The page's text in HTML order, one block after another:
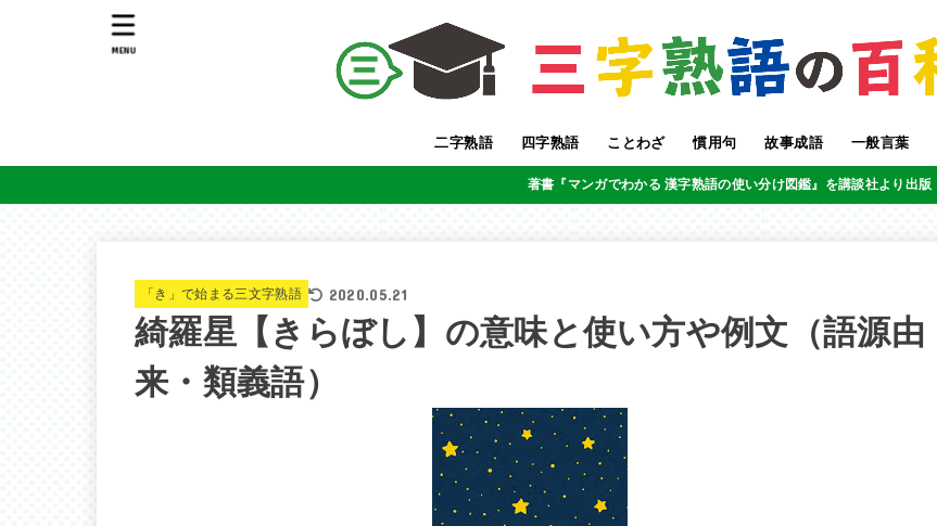
二字熟語 四字熟語 ことわざ 慣用句 故事成語 一般言葉
MENU
著書『マンガでわかる 漢字熟語の使い分け図鑑』を講談社より出版
「き」で始まる三文字熟語 2020.05.21
綺羅星【きらぼし】の意味と使い方や例文（語源由
来・類義語）